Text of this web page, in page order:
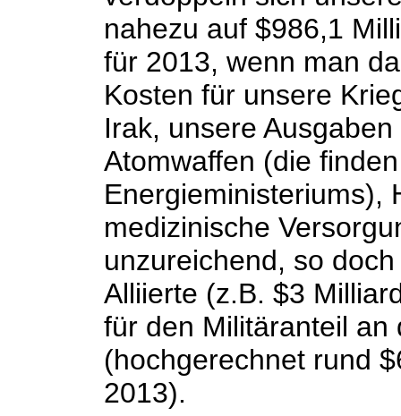
nahezu auf $986,1
für 2013, wenn man
Kosten für unsere
Irak, unsere
Atomwaffen (die
Energieministeriums),
medizinische
unzureichend, so
Alliierte (z.B. $3
für den Militäranteil an
(hochgerechnet rund
2013).